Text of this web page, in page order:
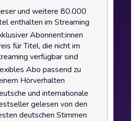
und weitere 80.000
enthalten im Streaming
Abonnent:innen
für Titel, die nicht im
verfügbar sind
Abo passend zu
Hörverhalten
und internationale
gelesen von den
deutschen Stimmen